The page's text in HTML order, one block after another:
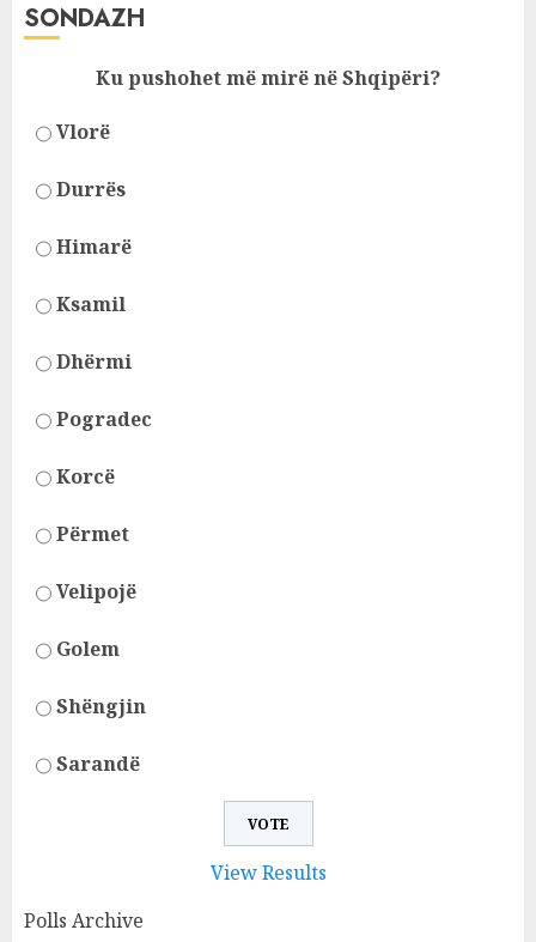
SONDAZH
Ku pushohet më mirë në Shqipëri?
Vlorë
Durrës
Himarë
Ksamil
Dhërmi
Pogradec
Korcë
Përmet
Velipojë
Golem
Shëngjin
Sarandë
View Results
Polls Archive